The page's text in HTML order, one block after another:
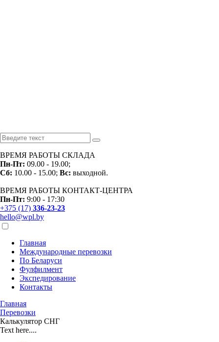
ВРЕМЯ РАБОТЫ СКЛАДА
Пн-Пт: 09.00 - 19.00;
Сб: 10.00 - 15.00; Вс: выходной.
ВРЕМЯ РАБОТЫ КОНТАКТ-ЦЕНТРА
Пн-Пт: 9:00 - 17:30
+375 (17) 336-23-23
hello@wpl.by
Главная
Международные перевозки
По Беларуси
Фулфилмент
Экспедирование
Контакты
Главная
Перевозки
Калькулятор СНГ
Text here....